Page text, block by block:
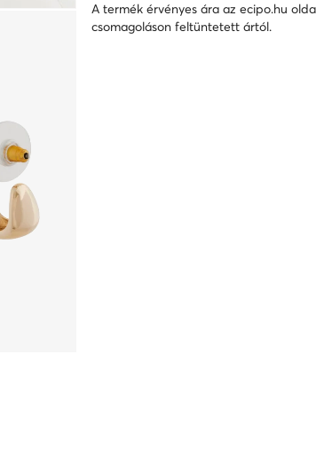
A termék érvényes ára az ecipo.hu
csomagoláson feltüntetett ártól.